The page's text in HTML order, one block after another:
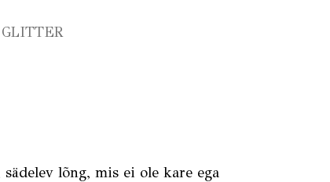
lõng, mis ei ole kare ega